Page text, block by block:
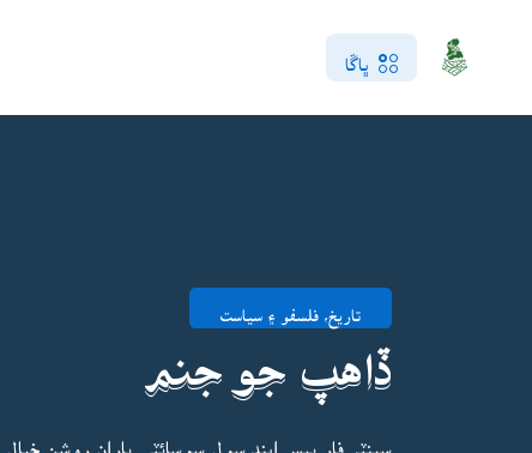
ڀاڱا
تاريخ، فلسفو ۽ سياست
ڏاهپ جو جنم